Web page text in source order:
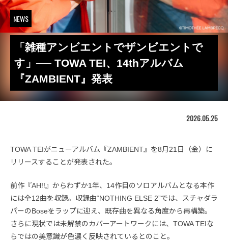
NEWS
「雑種アンビエントでザンビエントで
す」── TOWA TEI、14thアルバム
『ZAMBIENT』発表
2026.05.25
TOWA TEIがニューアルバム『ZAMBIENT』を8月21日（金）に
リリースすることが発表された。
前作『AH!!』からわずか1年、14作目のソロアルバムとなる本作
には全12曲を収録。収録曲“NOTHING ELSE 2”では、スチャダラ
パーのBoseをラップに迎え、既存曲を異なる角度から再構築。
さらに現状では未解禁のカバーアートワークには、TOWA TEIな
らではの美意識が色濃く反映されているとのこと。